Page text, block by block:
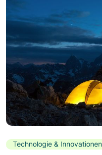
Technologie & Innovationen